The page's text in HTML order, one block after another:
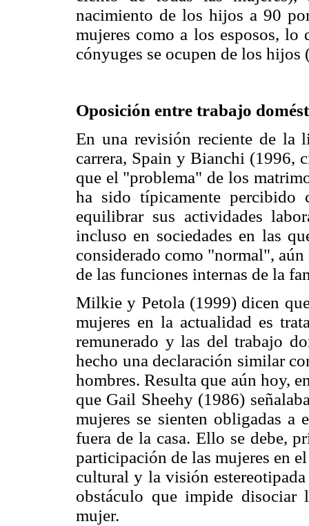
nacimiento de los hijos a 90
mujeres como a los esposos, lo
cónyuges se ocupen de los hijos
Oposición entre trabajo
En una revisión reciente de la
carrera, Spain y Bianchi (1996,
que el "problema" de los
ha sido típicamente percibido
equilibrar sus actividades
incluso en sociedades en las
considerado como "normal",
de las funciones internas de la
Milkie y Petola (1999) dicen
mujeres en la actualidad es
remunerado y las del trabajo
hecho una declaración similar
hombres. Resulta que aún hoy,
que Gail Sheehy (1986)
mujeres se sienten obligadas
fuera de la casa. Ello se debe,
participación de las mujeres en
cultural y la visión
obstáculo que impide disociar
mujer.